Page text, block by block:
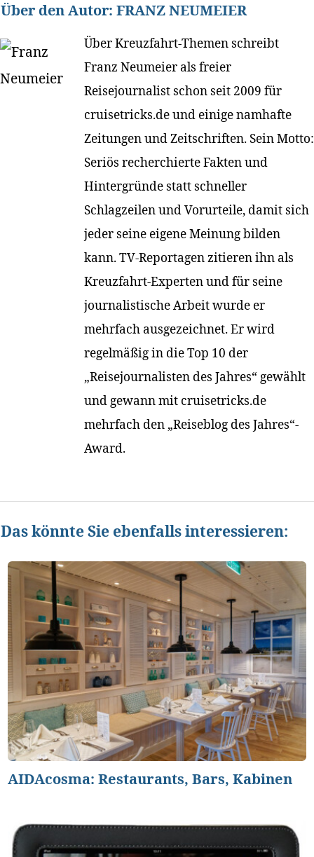
Über den Autor: FRANZ NEUMEIER
Über Kreuzfahrt-Themen schreibt
Franz Neumeier als freier
Reisejournalist schon seit 2009 für
cruisetricks.de und einige namhafte
Zeitungen und Zeitschriften. Sein Motto:
Seriös recherchierte Fakten und
Hintergründe statt schneller
Schlagzeilen und Vorurteile, damit sich
jeder seine eigene Meinung bilden
kann. TV-Reportagen zitieren ihn als
Kreuzfahrt-Experten und für seine
journalistische Arbeit wurde er
mehrfach ausgezeichnet. Er wird
regelmäßig in die Top 10 der
„Reisejournalisten des Jahres“ gewählt
und gewann mit cruisetricks.de
mehrfach den „Reiseblog des Jahres“-
Award.
Das könnte Sie ebenfalls interessieren:
AIDAcosma: Restaurants, Bars, Kabinen